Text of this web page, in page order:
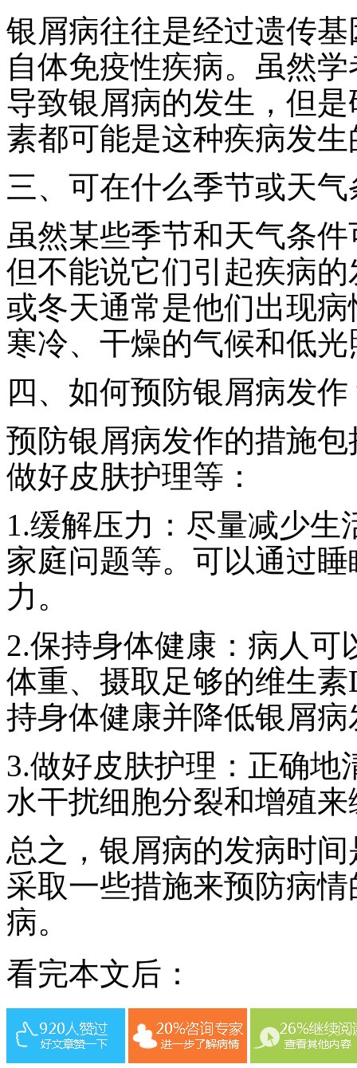
银屑病往往是经过遗传
自体免疫性疾病。虽然
导致银屑病的发生，但
素都可能是这种疾病发
三、可在什么季节或天
虽然某些季节和天气条
但不能说它们引起疾病
或冬天通常是他们出现
寒冷、干燥的气候和低
四、如何预防银屑病发作
预防银屑病发作的措施
做好皮肤护理等：
1.缓解压力：尽量减少
家庭问题等。可以通过
力。
2.保持身体健康：病人
体重、摄取足够的维生
持身体健康并降低银屑
3.做好皮肤护理：正确
水干扰细胞分裂和增殖
总之，银屑病的发病时
采取一些措施来预防病
病。
看完本文后：